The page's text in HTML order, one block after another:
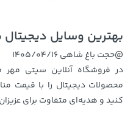
بهترین وسایل دیجیتال
@حجت باغ شاهی1405/04/16
در فروشگاه آنلاین سیتی مهر
محصولات دیجیتال را با قیمت
کنید و هدیه‌ای متفاوت برای